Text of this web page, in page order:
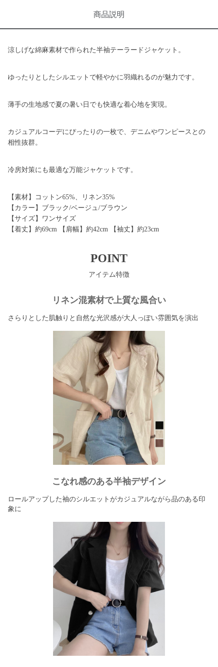
商品説明
涼しげな綿麻素材で作られた半袖テーラードジャケット。
ゆったりとしたシルエットで軽やかに羽織れるのが魅力です。
薄手の生地感で夏の暑い日でも快適な着心地を実現。
カジュアルコーデにぴったりの一枚で、デニムやワンピースとの
相性抜群。
冷房対策にも最適な万能ジャケットです。
【素材】コットン65%、リネン35%
【カラー】ブラック/ベージュ/ブラウン
【サイズ】ワンサイズ
【着丈】約69cm 【肩幅】約42cm 【袖丈】約23cm
POINT
アイテム特徴
リネン混素材で上質な風合い
さらりとした肌触りと自然な光沢感が大人っぽい雰囲気を演出
こなれ感のある半袖デザイン
ロールアップした袖のシルエットがカジュアルながら品のある印
象に